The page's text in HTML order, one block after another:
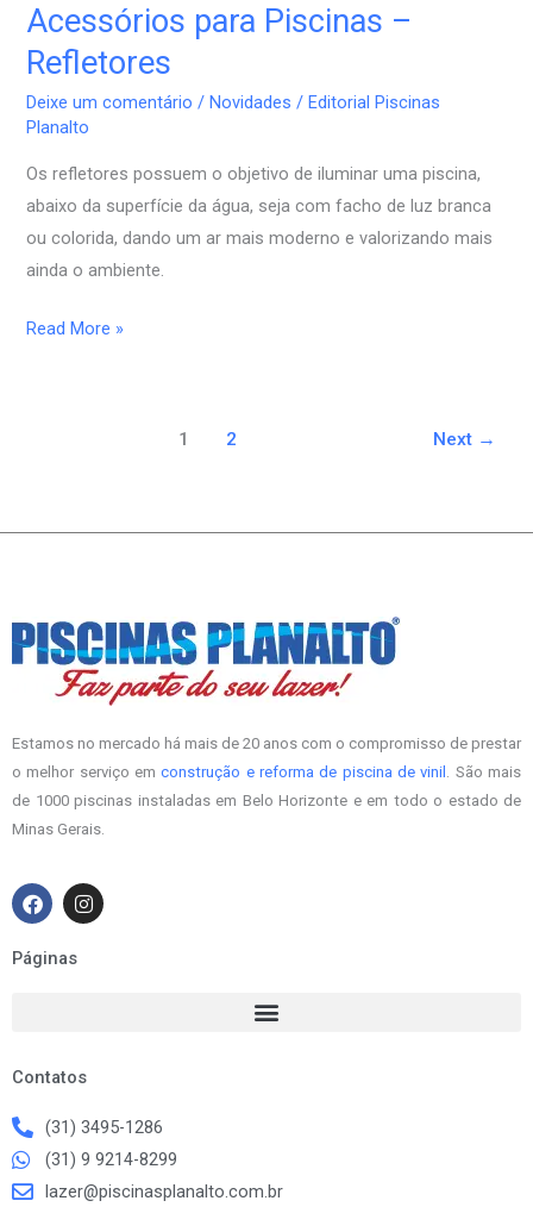
Acessórios para Piscinas –
Refletores
Deixe um comentário / Novidades / Editorial Piscinas
Planalto
Os refletores possuem o objetivo de iluminar uma piscina,
abaixo da superfície da água, seja com facho de luz branca
ou colorida, dando um ar mais moderno e valorizando mais
ainda o ambiente.
Acessórios
para
Piscinas
–
Read More »
1 2 Next →
Estamos no mercado há mais de 20 anos com o compromisso de prestar
o melhor serviço emconstrução e reforma de piscina de vinil . São mais
de 1000 piscinas instaladas em Belo Horizonte e em todo o estado de
Minas Gerais.
F
a
e
b
I
n
Páginas
Contatos
(31) 3495-1286
(31) 9 9214-8299
lazer@piscinasplanalto.com.br